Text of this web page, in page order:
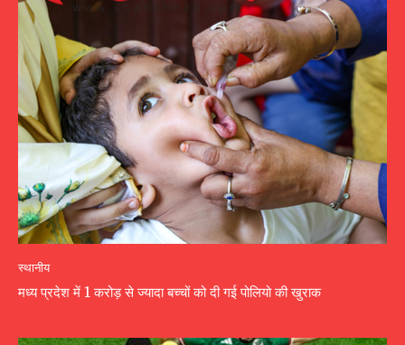
स्थानीय
मध्य प्रदेश में 1 करोड़ से ज्यादा बच्चों को दी गई पोलियो की खुराक